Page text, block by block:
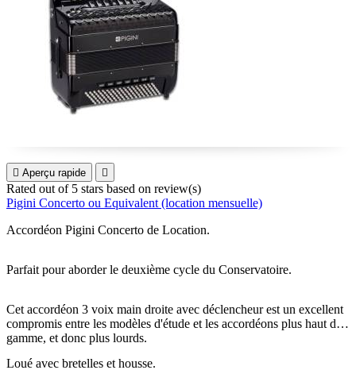
 Aperçu rapide 
Rated out of 5 stars based on review(s)
Pigini Concerto ou Equivalent (location mensuelle)
Accordéon Pigini Concerto de Location.
Parfait pour aborder le deuxième cycle du Conservatoire.
Cet accordéon 3 voix main droite avec déclencheur est un excellent
compromis entre les modèles d'étude et les accordéons plus haut de
gamme, et donc plus lourds.
Loué avec bretelles et housse.